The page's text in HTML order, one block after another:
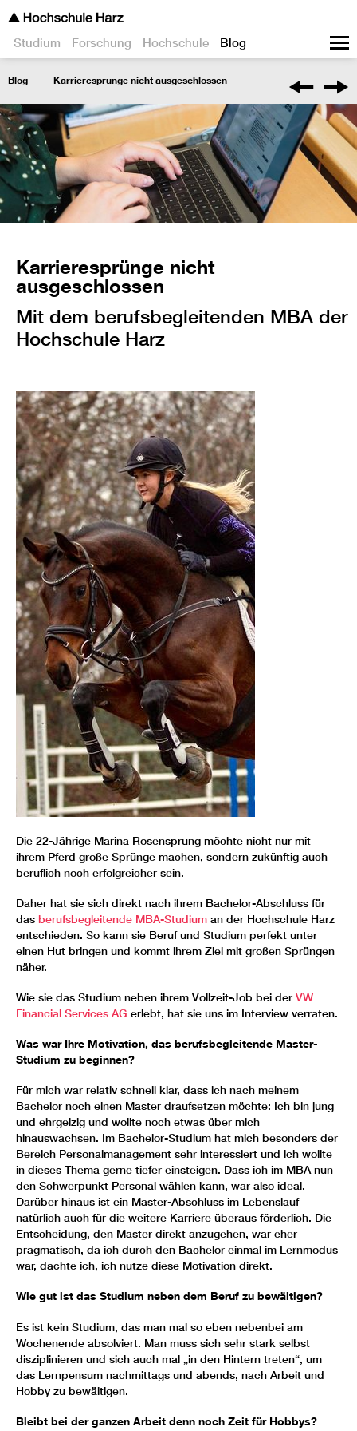
Studium Forschung Hochschule Blog
Blog Karrieresprünge nicht ausgeschlossen
Karrieresprünge nicht
ausgeschlossen
Mit dem berufsbegleitenden MBA der
Hochschule Harz
Die 22-Jährige Marina Rosensprung möchte nicht nur mit
ihrem Pferd große Sprünge machen, sondern zukünftig auch
beruflich noch erfolgreicher sein.
Daher hat sie sich direkt nach ihrem Bachelor-Abschluss für
das berufsbegleitende MBA-Studium an der Hochschule Harz
entschieden. So kann sie Beruf und Studium perfekt unter
einen Hut bringen und kommt ihrem Ziel mit großen Sprüngen
näher.
Wie sie das Studium neben ihrem Vollzeit-Job bei der VW
Financial Services AG erlebt, hat sie uns im Interview verraten.
Was war Ihre Motivation, das berufsbegleitende Master-
Studium zu beginnen?
Für mich war relativ schnell klar, dass ich nach meinem
Bachelor noch einen Master draufsetzen möchte: Ich bin jung
und ehrgeizig und wollte noch etwas über mich
hinauswachsen. Im Bachelor-Studium hat mich besonders der
Bereich Personalmanagement sehr interessiert und ich wollte
in dieses Thema gerne tiefer einsteigen. Dass ich im MBA nun
den Schwerpunkt Personal wählen kann, war also ideal.
Darüber hinaus ist ein Master-Abschluss im Lebenslauf
natürlich auch für die weitere Karriere überaus förderlich. Die
Entscheidung, den Master direkt anzugehen, war eher
pragmatisch, da ich durch den Bachelor einmal im Lernmodus
war, dachte ich, ich nutze diese Motivation direkt.
Wie gut ist das Studium neben dem Beruf zu bewältigen?
Es ist kein Studium, das man mal so eben nebenbei am
Wochenende absolviert. Man muss sich sehr stark selbst
disziplinieren und sich auch mal „in den Hintern treten“, um
das Lernpensum nachmittags und abends, nach Arbeit und
Hobby zu bewältigen.
Bleibt bei der ganzen Arbeit denn noch Zeit für Hobbys?